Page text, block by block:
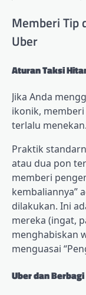
Memberi Tip
Uber
Aturan Taksi
Jika Anda
ikonik,
terlalu menekan.
Praktik
atau dua pon
memberi
kembaliannya”
dilakukan. Ini
mereka (ingat,
menghabiskan
menguasai
Uber dan